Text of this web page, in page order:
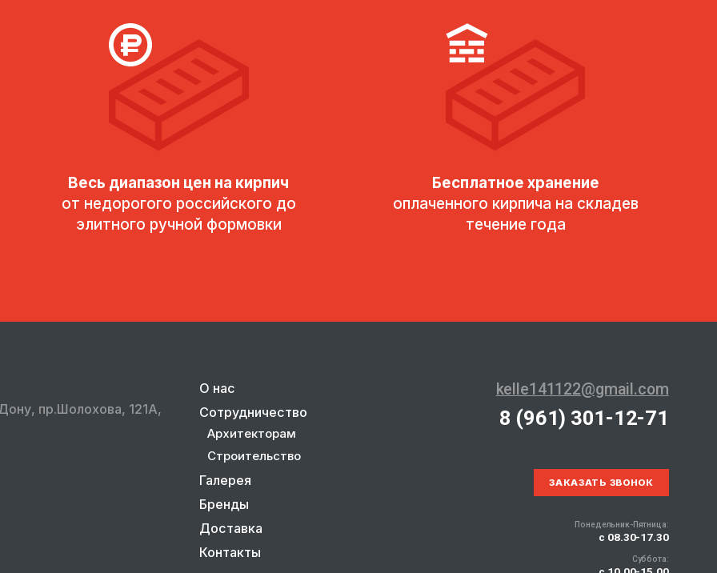
Весь диапазон цен на кирпич
от недорогого российского до
элитного ручной формовки
Бесплатное хранение
оплаченного кирпича на складев
течение года
пр.Шолохова, 121А,
О нас
Сотрудничество
Архитекторам
Строительство
Галерея
Бренды
Доставка
Контакты
kelle141122@gmail.com
8 (961) 301-12-71
ЗАКАЗАТЬ ЗВОНОК
Понедельник-Пятница:
с 08.30-17.30
Суббота: